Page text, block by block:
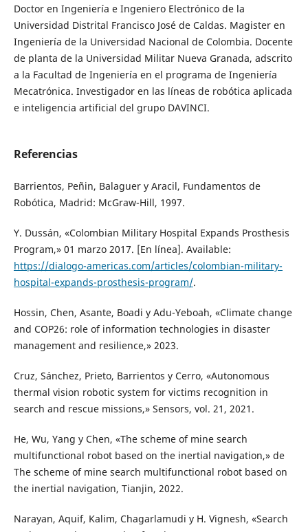
Doctor en Ingeniería e Ingeniero Electrónico de la
Universidad Distrital Francisco José de Caldas. Magister en
Ingeniería de la Universidad Nacional de Colombia. Docente
de planta de la Universidad Militar Nueva Granada, adscrito
a la Facultad de Ingeniería en el programa de Ingeniería
Mecatrónica. Investigador en las líneas de robótica aplicada
e inteligencia artificial del grupo DAVINCI.
Referencias
Barrientos, Peñin, Balaguer y Aracil, Fundamentos de
Robótica, Madrid: McGraw-Hill, 1997.
Y. Dussán, «Colombian Military Hospital Expands Prosthesis
Program,» 01 marzo 2017. [En línea]. Available:
https://dialogo-americas.com/articles/colombian-military-
hospital-expands-prosthesis-program/.
Hossin, Chen, Asante, Boadi y Adu-Yeboah, «Climate change
and COP26: role of information technologies in disaster
management and resilience,» 2023.
Cruz, Sánchez, Prieto, Barrientos y Cerro, «Autonomous
thermal vision robotic system for victims recognition in
search and rescue missions,» Sensors, vol. 21, 2021.
He, Wu, Yang y Chen, «The scheme of mine search
multifunctional robot based on the inertial navigation,» de
The scheme of mine search multifunctional robot based on
the inertial navigation, Tianjin, 2022.
Narayan, Aquif, Kalim, Chagarlamudi y H. Vignesh, «Search